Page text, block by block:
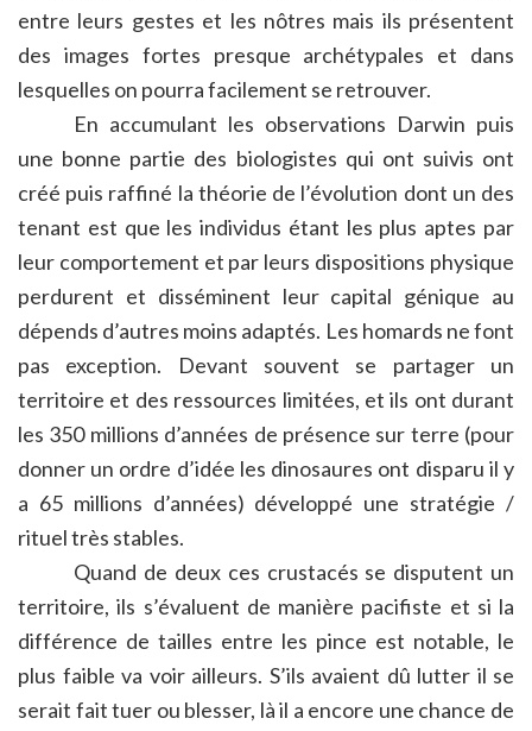
entre leurs gestes et les nôtres mais ils présentent
des images fortes presque archétypales et dans
lesquelles on pourra facilement se retrouver.
En accumulant les observations Darwin puis
une bonne partie des biologistes qui ont suivis ont
créé puis raffiné la théorie de l’évolution dont un des
tenant est que les individus étant les plus aptes par
leur comportement et par leurs dispositions physique
perdurent et disséminent leur capital génique au
dépends d’autres moins adaptés. Les homards ne font
pas exception. Devant souvent se partager un
territoire et des ressources limitées, et ils ont durant
les 350 millions d’années de présence sur terre (pour
donner un ordre d’idée les dinosaures ont disparu il y
a 65 millions d’années) développé une stratégie /
rituel très stables.
Quand de deux ces crustacés se disputent un
territoire, ils s’évaluent de manière pacifiste et si la
différence de tailles entre les pince est notable, le
plus faible va voir ailleurs. S’ils avaient dû lutter il se
serait fait tuer ou blesser, là il a encore une chance de